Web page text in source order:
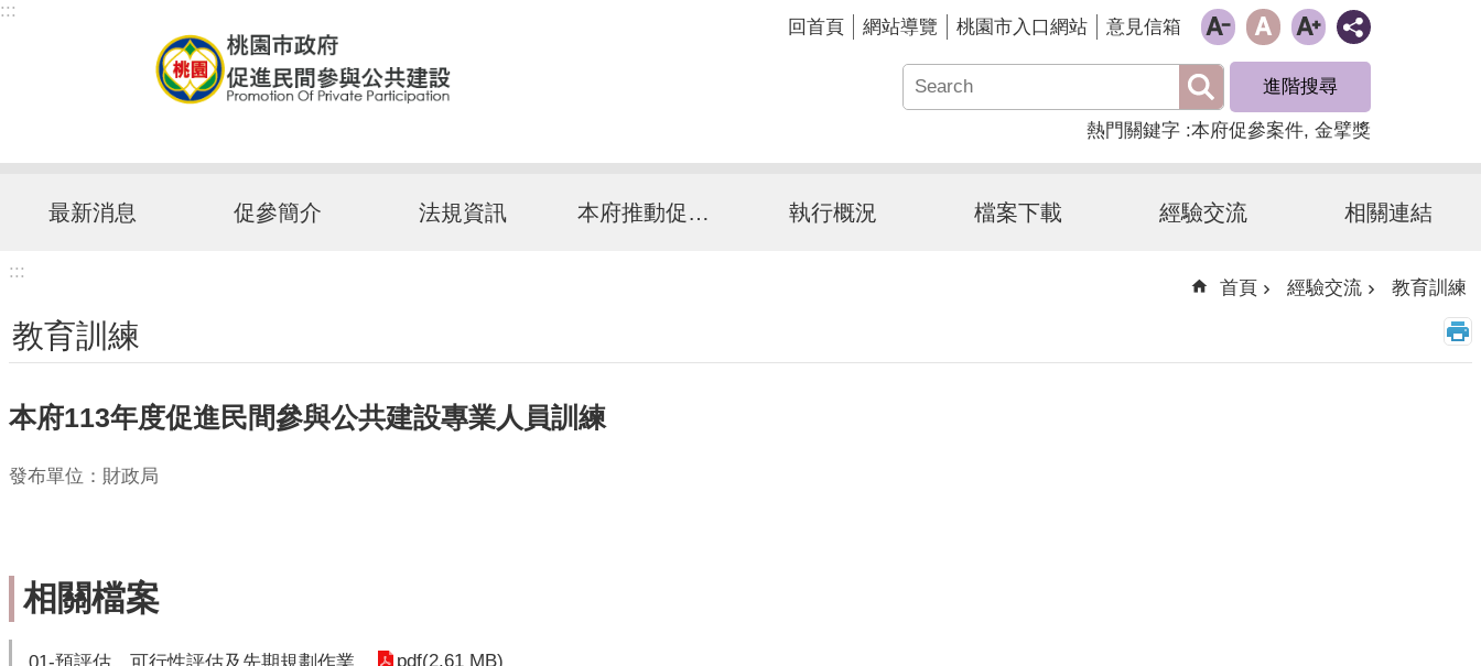
跳到主要內容區塊
:::
回首頁 網站導覽 桃園市入口網站 意見信箱
進階搜尋
熱門關鍵字 本府促參案件 金擘獎
最新消息 促參簡介 法規資訊 本府推動促參介紹 執行概況 檔案下載 經驗交流 相關連結
:::
首頁 經驗交流 教育訓練
教育訓練
本府113年度促進民間參與公共建設專業人員訓練
發布單位：財政局
相關檔案
pdf(2.61 MB)